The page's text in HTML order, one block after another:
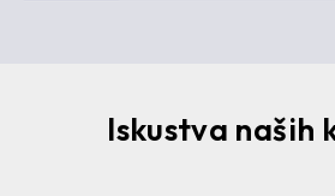
Iskustva naših